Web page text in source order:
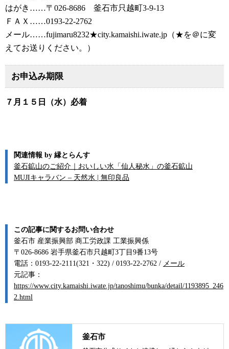
はがき……〒026-8686 釜石市只越町3-9-13
ＦＡＸ……0193-22-2762
メール……fujimaru8232★city.kamaishi.iwate.jp（★を＠に変
えてお送りください。）
お申込み期限
７月１５日（水）必着
関連情報 by 縁とらんす
釜石鉱山のご紹介｜おいしい水「仙人秘水」の釜石鉱山
MUJIキャラバン – 天然水 | 無印良品
この記事に関するお問い合わせ
釜石市 産業振興部 商工労政課 工業振興係
〒026-8686 岩手県釜石市只越町3丁目9番13号
電話：0193-22-2111(321・322) / 0193-22-2762 / メール
元記事：
https://www.city.kamaishi.iwate.jp/tanoshimu/bunka/detail/1193895_246
2.html
釜石市